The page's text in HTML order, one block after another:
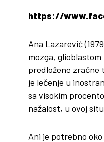
https://
Ana Lazarević
mozga,
predložene zračne
je lečenje u
sa visokim
nažalost, u ovoj
Ani je potrebno